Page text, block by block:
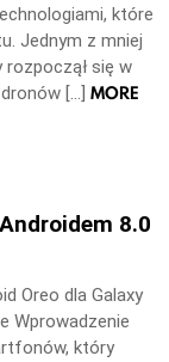
które
Jednym z mniej
rozpoczął się w
[…] MORE
8.0
Oreo dla Galaxy
Wprowadzenie
który